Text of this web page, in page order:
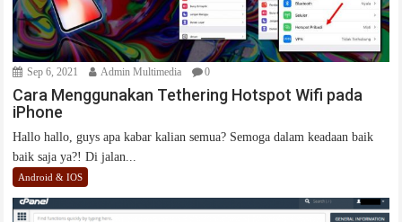
Sep 6, 2021 Admin Multimedia 0
Cara Menggunakan Tethering Hotspot Wifi pada
iPhone
Hallo hallo, guys apa kabar kalian semua? Semoga dalam keadaan baik
baik saja ya?! Di jalan...
Android & IOS